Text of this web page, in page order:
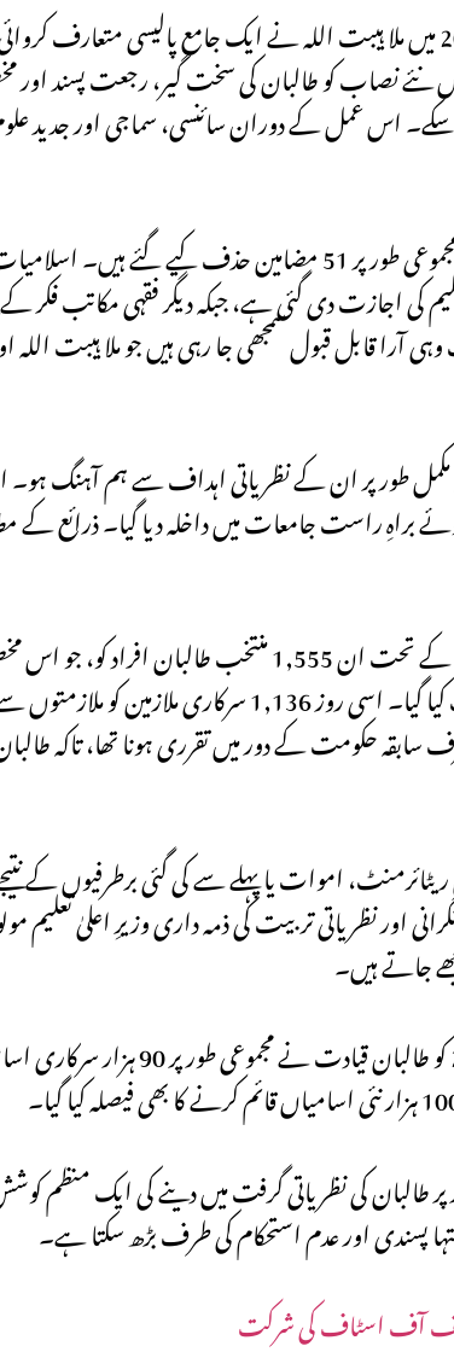
ذرائع کے مطابق طالبان کے اقتدار میں آنے کے بعد جنوری 2022 میں ملا ہیبت اللہ نے
اس نئے نصاب کو طالبان کی سخت گیر، رجعت پسند
اس عمل کے دوران سائنسی، سماجی اور جدید علوم
ذرائع کا کہنا ہے کہ دری، پشتو اور سماجی علوم کی درسی کتب سے مجموعی
اجازت دی گئی ہے، جبکہ دیگر فقہی مکاتب فکر
آرا قابل قبول سمجھی جا رہی ہیں جو ملا ہیبت
جو مکمل طور پر ان کے نظریاتی اہداف سے ہم
براہِ راست جامعات میں داخلہ دیا گیا۔ ذرائع
تین سال بعد، 17 جنوری 2026 کو ایک حکم نامہ جاری کیا گیا جس کے
مکمل کر چکے تھے، مختلف سرکاری وزارتوں اور محکموں میں تعینات
حکومت کے دور میں تقرری ہونا تھا، تاکہ
اموات یا پہلے سے کی گئی برطرفیوں کے
نظریاتی تربیت کی ذمہ داری وزیرِ اعلیٰ تعلیم
جاتے ہیں۔
ذرائع کے مطابق مولوی ندا محمد ندیم کی
طالبان کی نظریاتی گرفت میں دینے کی ایک منظم
انتہا پسندی اور عدم استحکام کی طرف بڑھ سکتا ہے۔
چیف آف اسٹاف کی شرکت